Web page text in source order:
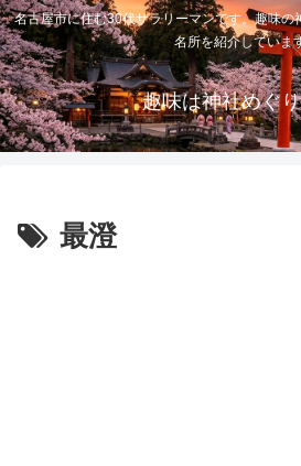
名古屋市に住む30代サラリーマンです。趣味の
名所を紹介していま
趣味は神社めぐ
最澄